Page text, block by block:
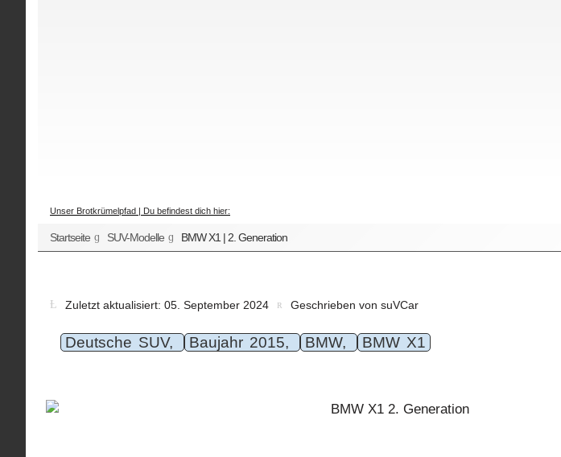
Unser Brotkrümelpfad | Du befindest dich hier:
Startseite SUV-Modelle BMW X1 | 2. Generation
Zuletzt aktualisiert: 05. September 2024 Geschrieben von suVCar
Deutsche SUV, Baujahr 2015, BMW, BMW X1